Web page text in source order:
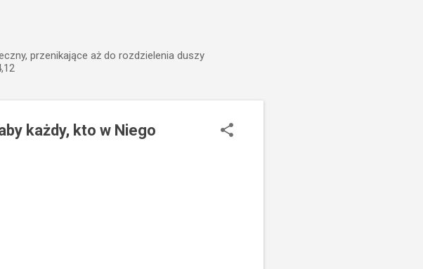
przenikające aż do rozdzielenia duszy
każdy, kto w Niego